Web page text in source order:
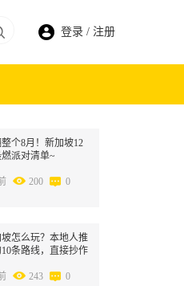
登录 / 注册
个8月！新加坡12
派对清单~
200 0
怎么玩？本地人推
条路线，直接抄作
243 0